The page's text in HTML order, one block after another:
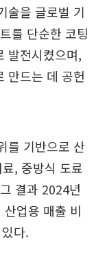
술을 글로벌 기
를 단순한 코팅
발전시켰으며,
만드는 데 공헌
를 기반으로 산
, 중방식 도료
결과 2024년
업용 매출 비
다.